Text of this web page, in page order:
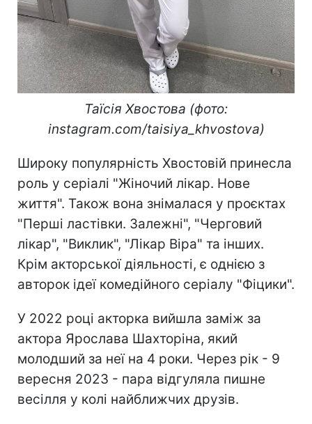
Таїсія Хвостова (фото:
instagram.com/taisiya_khvostova)
Широку популярність Хвостовій принесла
роль у серіалі "Жіночий лікар. Нове
життя". Також вона знімалася у проєктах
"Перші ластівки. Залежні", "Черговий
лікар", "Виклик", "Лікар Віра" та інших.
Крім акторської діяльності, є однією з
авторок ідеї комедійного серіалу "Фіцики".
У 2022 році акторка вийшла заміж за
актора Ярослава Шахторіна, який
молодший за неї на 4 роки. Через рік - 9
вересня 2023 - пара відгуляла пишне
весілля у колі найближчих друзів.